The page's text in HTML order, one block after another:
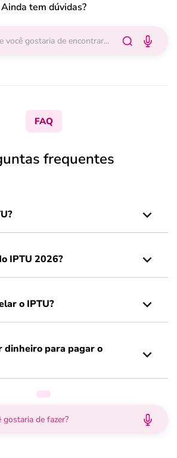
Ainda tem dúvidas?
FAQ
frequentes
IPTU 2026?
o IPTU?
dinheiro para pagar o